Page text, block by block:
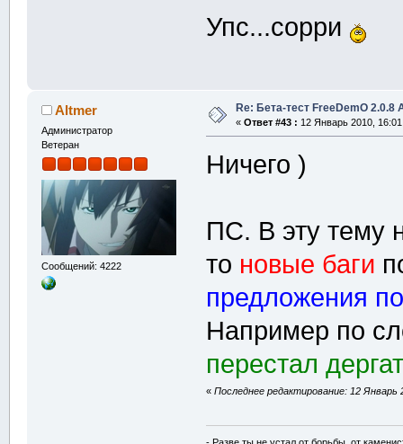
Упс...сорри
Altmer
Администратор
Ветеран
Сообщений: 4222
Re: Бета-тест FreeDemO 2.0.8
« Ответ #43 : 12 Январь 2010,
Ничего )
ПС. В эту тему
то новые баги
предложения
Например по
перестал
«Последнее редактирование: 12 Январь